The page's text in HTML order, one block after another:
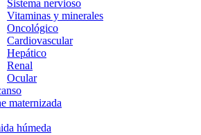
Sistema nervioso
Vitaminas y minerales
Oncológico
Cardiovascular
Hepático
Renal
Ocular
maternizada
húmeda